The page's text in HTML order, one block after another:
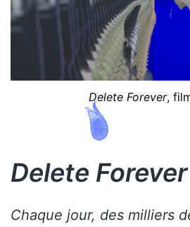
Delete Forever,
Delete Forever
Chaque jour, des milliers